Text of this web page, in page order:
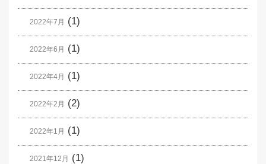
2022年7月 (1)
2022年6月 (1)
2022年4月 (1)
2022年2月 (2)
2022年1月 (1)
2021年12月 (1)